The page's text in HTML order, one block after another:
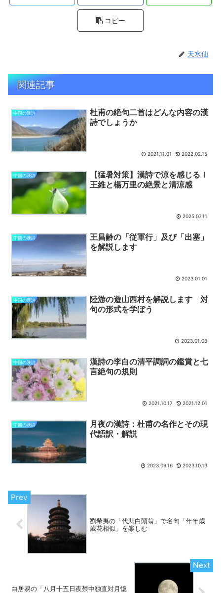
コピー
天水仙
関連記事
中国の漢詩
杜甫の絶句二首はどんな内容の漢
詩でしょうか
2021.11.01 2022.02.15
中国の漢詩
【猛暑対策】漢詩で涼を感じる！
王維と楊万里の絶景と清涼感
2025.07.11
中国の漢詩
王昌齢の「従軍行」及び「出塞」
を解説します
2023.01.01
中国の漢詩
陸游の遊山西村を解説します 対
句の形式を学ぼう
2023.01.08
中国の漢詩
漢詩の李白の清平調詞の鑑賞と七
言絶句の規則
2021.10.17 2021.12.01
中国の漢詩
月夜の漢詩：杜甫の名作とその現
代語訳・解説
2023.09.16 2023.10.13
劉希夷の「代悲白頭翁」で名句「年年歳
歳花相似」を楽しむ
白居易の「八月十五日夜禁中独直対月憶